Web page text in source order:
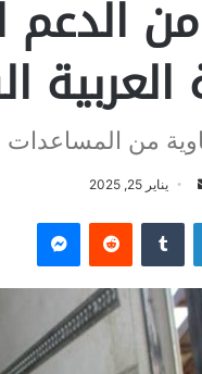
العربية
ل
ب
يناير 25, 2025
لينكدإن